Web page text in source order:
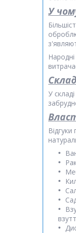
У
Склад
У